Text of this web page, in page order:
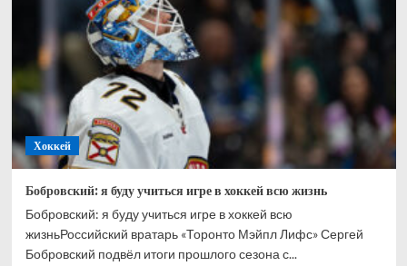
Ахтямове:
рад,
что
могу
способствовать
его
развитию
Хоккей
Бобровский: я буду учиться игре в хоккей всю жизнь
Бобровский: я буду учиться игре в хоккей всю
жизньРоссийский вратарь «Торонто Мэйпл Лифс» Сергей
Бобровский подвёл итоги прошлого сезона с...